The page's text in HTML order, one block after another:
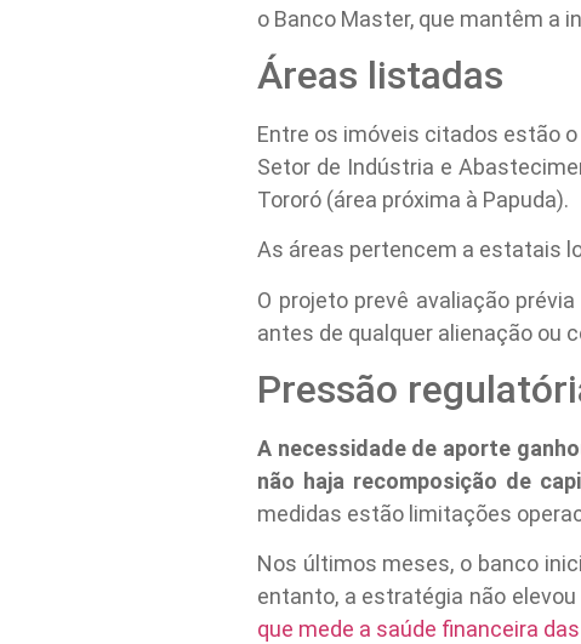
o Banco Master, que mantêm a
Áreas listadas
Entre os imóveis citados estão
Setor de Indústria e
Tororó (área próxima à Papuda).
As áreas pertencem a estatais
O projeto prevê avaliação
antes de qualquer alienação ou
Pressão
A necessidade de aporte
não haja recomposição de
medidas estão limitações
Nos últimos meses, o banco
entanto, a estratégia não
que mede a saúde financeira